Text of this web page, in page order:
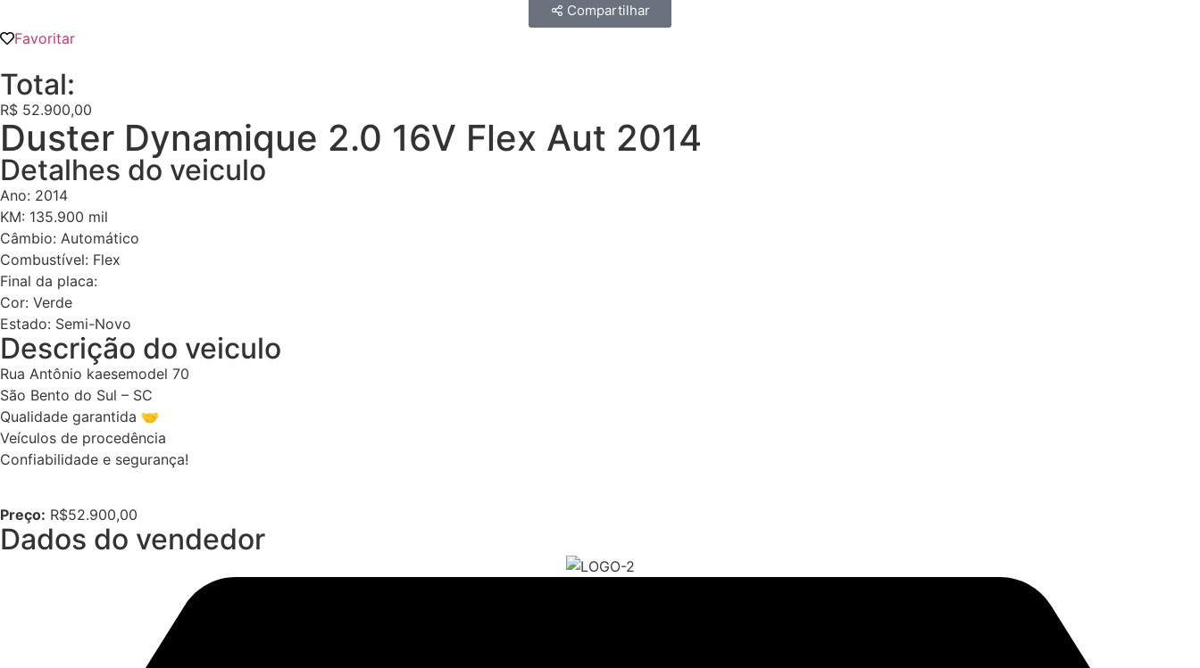
Compartilhar
Favoritar
Total:
R$ 52.900,00
Duster Dynamique 2.0 16V Flex Aut 2014
Detalhes do veiculo
Ano: 2014
KM: 135.900 mil
Câmbio: Automático
Combustível: Flex
Final da placa:
Cor: Verde
Estado: Semi-Novo
Descrição do veiculo
Rua Antônio kaesemodel 70
São Bento do Sul – SC
Qualidade garantida 🤝
Veículos de procedência
Confiabilidade e segurança!
Preço: R$52.900,00
Dados do vendedor